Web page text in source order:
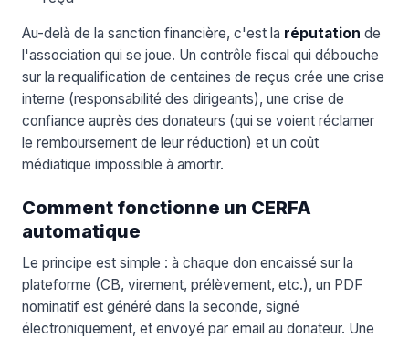
Au-delà de la sanction financière, c'est la réputation de
l'association qui se joue. Un contrôle fiscal qui débouche
sur la requalification de centaines de reçus crée une crise
interne (responsabilité des dirigeants), une crise de
confiance auprès des donateurs (qui se voient réclamer
le remboursement de leur réduction) et un coût
médiatique impossible à amortir.
Comment fonctionne un CERFA
automatique
Le principe est simple : à chaque don encaissé sur la
plateforme (CB, virement, prélèvement, etc.), un PDF
nominatif est généré dans la seconde, signé
électroniquement, et envoyé par email au donateur. Une